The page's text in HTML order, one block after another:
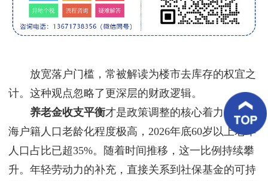
务
优
案
客
好
评
放宽落户门槛，常被解读为楼市去库存的权宜之
计。这种观点忽略了更深层的财政逻辑。
养老金收支平衡才是政策调整的核心着力点。上
海户籍人口老龄化程度极高，2026年底60岁以上老年
人口占比已超35%。随着时间推移，这一比例持续攀
升。年轻劳动力的补充，直接关系到社保基金的可持